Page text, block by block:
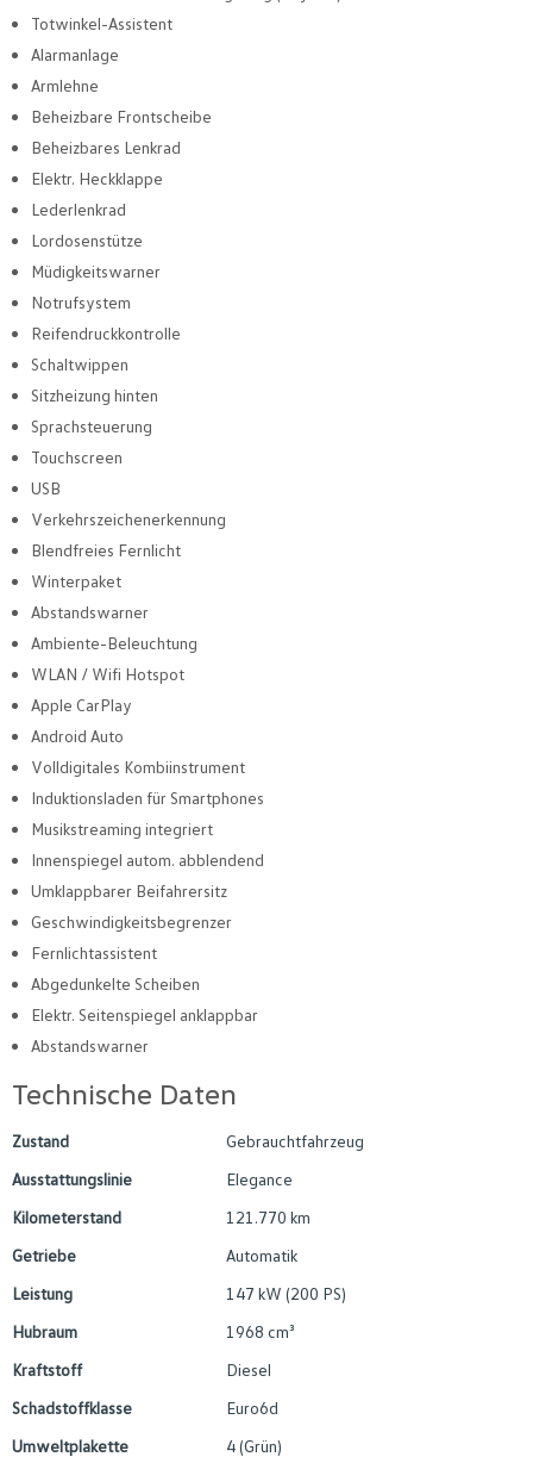
Totwinkel-Assistent
Alarmanlage
Armlehne
Beheizbare Frontscheibe
Beheizbares Lenkrad
Elektr. Heckklappe
Lederlenkrad
Lordosenstütze
Müdigkeitswarner
Notrufsystem
Reifendruckkontrolle
Schaltwippen
Sitzheizung hinten
Sprachsteuerung
Touchscreen
USB
Verkehrszeichenerkennung
Blendfreies Fernlicht
Winterpaket
Abstandswarner
Ambiente-Beleuchtung
WLAN / Wifi Hotspot
Apple CarPlay
Android Auto
Volldigitales Kombiinstrument
Induktionsladen für Smartphones
Musikstreaming integriert
Innenspiegel autom. abblendend
Umklappbarer Beifahrersitz
Geschwindigkeitsbegrenzer
Fernlichtassistent
Abgedunkelte Scheiben
Elektr. Seitenspiegel anklappbar
Abstandswarner
Technische Daten
Zustand
Gebrauchtfahrzeug
Ausstattungslinie
Elegance
Kilometerstand
121.770 km
Getriebe
Automatik
Leistung
147 kW (200 PS)
Hubraum
1968 cm³
Kraftstoff
Diesel
Schadstoffklasse
Euro6d
Umweltplakette
4 (Grün)